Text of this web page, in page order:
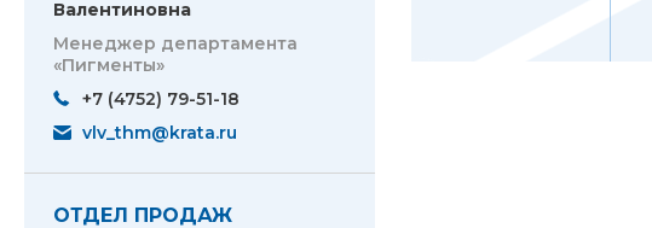
Валентиновна
Менеджер департамента
«Пигменты»
+7 (4752) 79-51-18
vlv_thm@krata.ru
ОТДЕЛ ПРОДАЖ